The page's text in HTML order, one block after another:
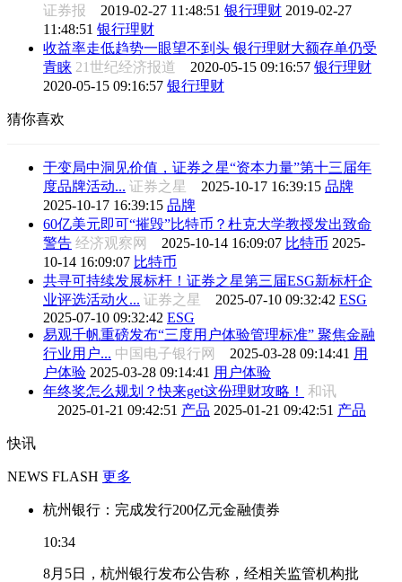
证券报 2019-02-27 11:48:51 银行理财 2019-02-27
11:48:51 银行理财
收益率走低趋势一眼望不到头 银行理财大额存单仍受
青睐 21世纪经济报道 2020-05-15 09:16:57 银行理财
2020-05-15 09:16:57 银行理财
猜你喜欢
于变局中洞见价值，证券之星“资本力量”第十三届年
度品牌活动... 证券之星 2025-10-17 16:39:15 品牌
2025-10-17 16:39:15 品牌
60亿美元即可“摧毁”比特币？杜克大学教授发出致命
警告 经济观察网 2025-10-14 16:09:07 比特币 2025-
10-14 16:09:07 比特币
共寻可持续发展标杆！证券之星第三届ESG新标杆企
业评选活动火... 证券之星 2025-07-10 09:32:42 ESG
2025-07-10 09:32:42 ESG
易观千帆重磅发布“三度用户体验管理标准” 聚焦金融
行业用户... 中国电子银行网 2025-03-28 09:14:41 用
户体验 2025-03-28 09:14:41 用户体验
年终奖怎么规划？快来get这份理财攻略！
和讯
2025-01-21 09:42:51 产品 2025-01-21 09:42:51 产品
快讯
NEWS FLASH 更多
杭州银行：完成发行200亿元金融债券
10:34
8月5日，杭州银行发布公告称，经相关监管机构批